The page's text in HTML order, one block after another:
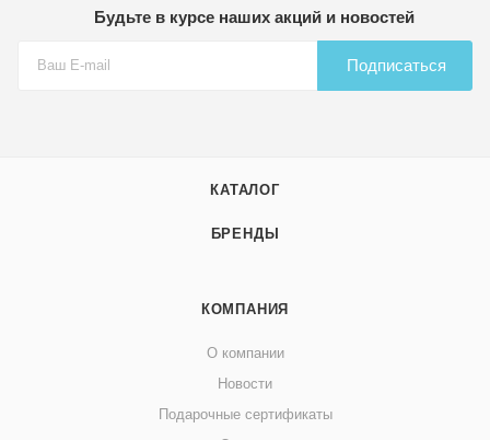
Будьте в курсе наших акций и новостей
Подписаться
КАТАЛОГ
БРЕНДЫ
КОМПАНИЯ
О компании
Новости
Подарочные сертификаты